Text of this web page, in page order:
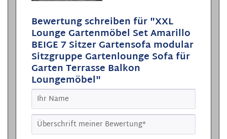
Bewertung schreiben für "XXL
Lounge Gartenmöbel Set Amarillo
BEIGE 7 Sitzer Gartensofa modular
Sitzgruppe Gartenlounge Sofa für
Garten Terrasse Balkon
Loungemöbel"